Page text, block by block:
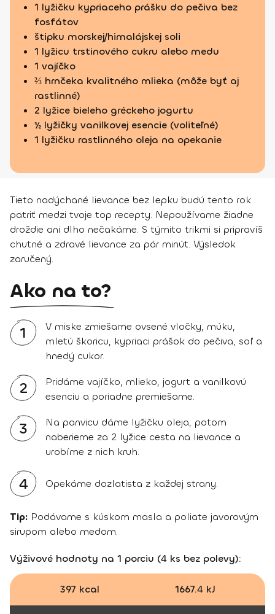
1 lyžičku kypriaceho prášku do pečiva bez
fosfátov
štipku morskej/himalájskej soli
1 lyžicu trstinového cukru alebo medu
1 vajíčko
⅔ hrnčeka kvalitného mlieka (môže byť aj
rastlinné)
2 lyžice bieleho gréckeho jogurtu
½ lyžičky vanilkovej esencie (voliteľné)
1 lyžičku rastlinného oleja na opekanie
Tieto nadýchané lievance bez lepku budú tento rok
patriť medzi tvoje top recepty. Nepoužívame žiadne
droždie ani dlho nečakáme. S týmito trikmi si pripravíš
chutné a zdravé lievance za pár minút. Výsledok
zaručený.
Ako na to?
1
V miske zmiešame ovsené vločky, múku,
mletú škoricu, kypriaci prášok do pečiva, soľ a
hnedý cukor.
2
Pridáme vajíčko, mlieko, jogurt a vanilkovú
esenciu a poriadne premiešame.
3
Na panvicu dáme lyžičku oleja, potom
naberieme za 2 lyžice cesta na lievance a
urobíme z nich kruh.
4 Opekáme dozlatista z každej strany.
Tip: Podávame s kúskom masla a poliate javorovým
sirupom alebo medom.
Výživové hodnoty na 1 porciu (4 ks bez polevy):
397 kcal 1667.4 kJ